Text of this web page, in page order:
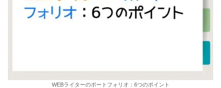
WEBライターのポートフォリオ：6つのポイント